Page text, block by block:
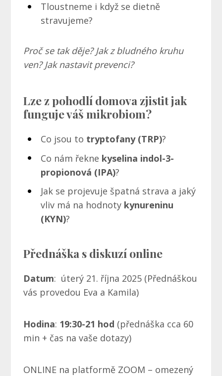
Tloustneme i když se dietně
stravujeme?
Proč se tak děje? Jak z bludného kruhu
ven? Jak nastavit prevenci?
Lze z pohodlí domova zjistit jak
funguje váš mikrobiom?
Co jsou to tryptofany (TRP)?
Co nám řekne kyselina indol-3-
propionová (IPA)?
Jak se projevuje špatná strava a jaký
vliv má na hodnoty kynureninu
(KYN)?
Přednáška s diskuzí online
Datum: úterý 21. října 2025 (Přednáškou
vás provedou Eva a Kamila)
Hodina: 19:30-21 hod (přednáška cca 60
min + čas na vaše dotazy)
ONLINE na platformě ZOOM – omezený